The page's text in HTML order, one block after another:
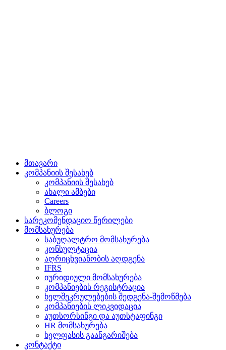
მთავარი
კომპანიის შესახებ
კომპანიის შესახებ
ახალი ამბები
Careers
ბლოგი
სარეკომენდაციო წერილები
მომსახურება
საბუღალტრო მომსახურება
კონსულტაცია
აღრიცხვიანობის აღდგენა
IFRS
იურიდიული მომსახურება
კომპანიების რეგისტრაცია
ხელშეკრულებების შედგენა-შემოწმება
კომპანიების ლიკვიდაცია
აუთსორსინგი და აუთსტაფინგი
HR მომსახურება
ხელფასის გაანგარიშება
კონტაქტი